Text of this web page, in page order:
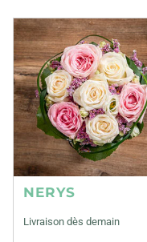
NERYS
Livraison dès demain